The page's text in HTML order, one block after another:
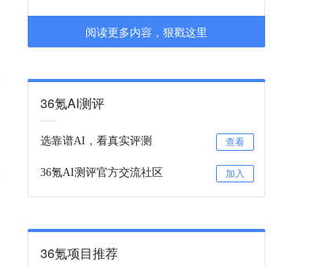
阅读更多内容，狠戳这里
36氪AI测评
选靠谱AI，看真实评测 查看
36氪AI测评官方交流社区 加入
36氪项目推荐